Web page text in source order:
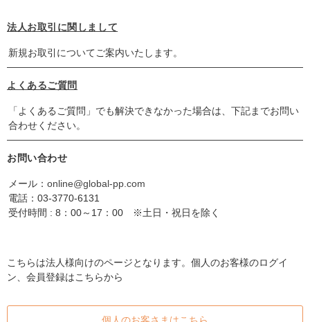
法人お取引に関しまして
新規お取引についてご案内いたします。
よくあるご質問
「よくあるご質問」でも解決できなかった場合は、下記までお問い
合わせください。
お問い合わせ
メール： online@global-pp.com
電話： 03-3770-6131
受付時間 : 8：00～17：00 ※土日・祝日を除く
こちらは法人様向けのページとなります。個人のお客様のログイ
ン、会員登録はこちらから